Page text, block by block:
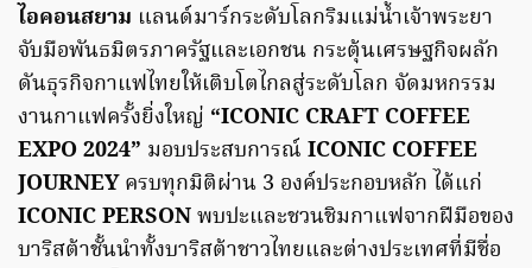
ไอคอนสยาม แลนด์มาร์กระดับโลกริมแม่น้ำเจ้าพระยา
จับมือพันธมิตรภาครัฐและเอกชน กระตุ้นเศรษฐกิจผลัก
ดันธุรกิจกาแฟไทยให้เติบโตไกลสู่ระดับโลก จัดมหกรรม
งานกาแฟครั้งยิ่งใหญ่ “ICONIC CRAFT COFFEE
EXPO 2024” มอบประสบการณ์ ICONIC COFFEE
JOURNEYครบทุกมิติผ่าน 3 องค์ประกอบหลัก ได้แก่
ICONIC PERSONพบปะและชวนชิมกาแฟจากฝีมือของ
บาริสต้าชั้นนำทั้งบาริสต้าชาวไทยและต่างประเทศที่มีชื่อ